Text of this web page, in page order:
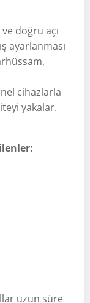
doğru açı
ayarlanması
cihazlarla
yakalar.
uzun süre